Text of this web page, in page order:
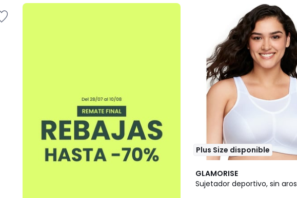
.
Plus Size disponible
GLAMORISE
Sujetador deportivo, sin aros
4,4
/ 5
2
Colores